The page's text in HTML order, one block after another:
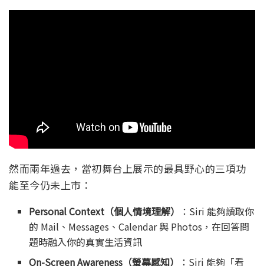
然而兩年過去，當初舞台上展示的最具野心的三項功
能至今仍未上市：
Personal Context（個人情境理解）
：Siri 能夠讀取你
的 Mail、Messages、Calendar 與 Photos，在回答問
題時融入你的真實生活資訊
On-Screen Awareness（螢幕感知）
：Siri 能夠「看